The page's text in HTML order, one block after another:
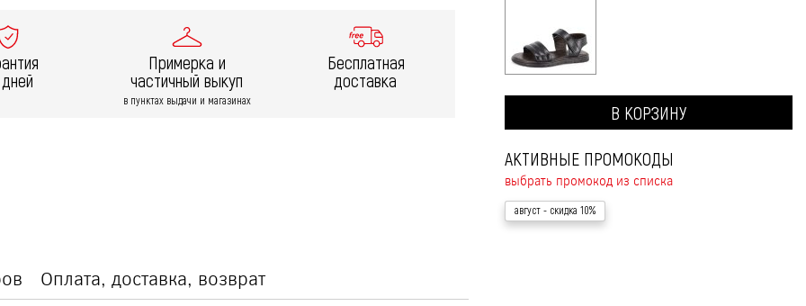
Примерка и
частичный выкуп
в пунктах выдачи и магазинах
Бесплатная
доставка
В КОРЗИНУ
АКТИВНЫЕ ПРОМОКОДЫ
выбрать промокод из списка
август - скидка 10%
Оплата, доставка, возврат